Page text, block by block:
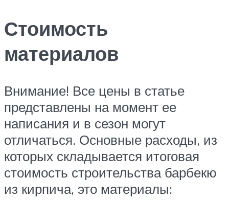
Стоимость
материалов
Внимание! Все цены в статье
представлены на момент ее
написания и в сезон могут
отличаться. Основные расходы, из
которых складывается итоговая
стоимость строительства барбекю
из кирпича, это материалы: